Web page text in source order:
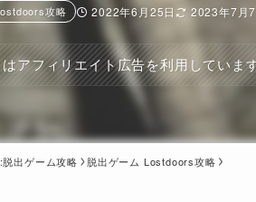
攻略 2022年6月25日 2023年7月
アフィリエイト広告を利用していま
出ゲーム攻略 脱出ゲーム Lostdoors攻略